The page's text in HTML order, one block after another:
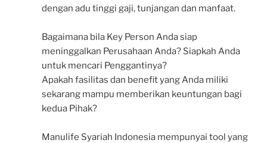
dengan adu tinggi gaji, tunjangan dan manfaat.
Bagaimana bila Key Person Anda siap
meninggalkan Perusahaan Anda? Siapkah Anda
untuk mencari Penggantinya?
Apakah fasilitas dan benefit yang Anda miliki
sekarang mampu memberikan keuntungan bagi
kedua Pihak?
Manulife Syariah Indonesia mempunyai tool yang